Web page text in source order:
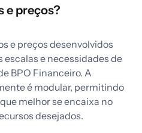
e preços?
e preços desenvolvidos
e necessidades de
BPO Financeiro. A
é modular, permitindo
melhor se encaixa no
desejados.